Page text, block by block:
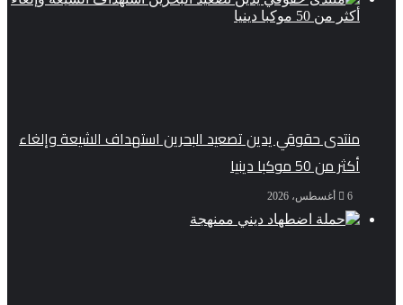
منتدى حقوقي يدين تصعيد البحرين استهداف الشيعة وإلغاء
أكثر من 50 موكبا دينيا
6 أغسطس، 2026